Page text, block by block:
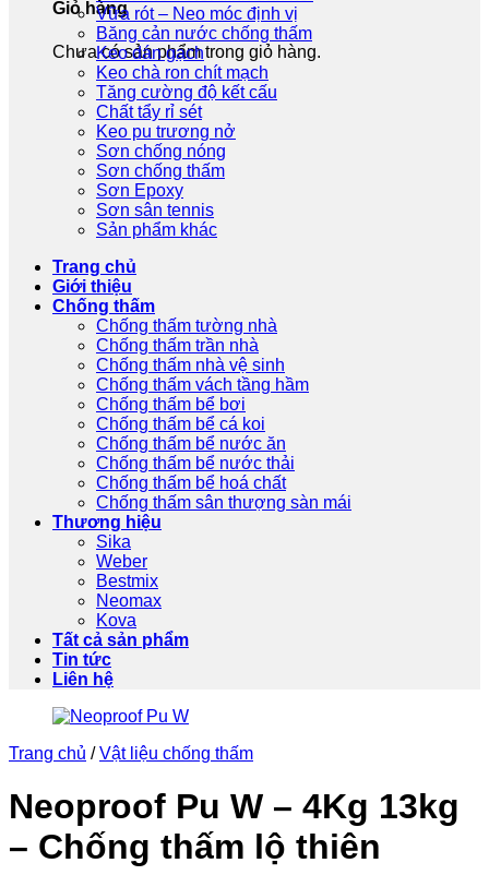
Giỏ hàng
Chưa có sản phẩm trong giỏ hàng.
Vữa rót – Neo móc định vị
Băng cản nước chống thấm
Keo dán gạch
Keo chà ron chít mạch
Tăng cường độ kết cấu
Chất tẩy rỉ sét
Keo pu trương nở
Sơn chống nóng
Sơn chống thấm
Sơn Epoxy
Sơn sân tennis
Sản phẩm khác
Trang chủ
Giới thiệu
Chống thấm
Chống thấm tường nhà
Chống thấm trần nhà
Chống thấm nhà vệ sinh
Chống thấm vách tầng hầm
Chống thấm bể bơi
Chống thấm bể cá koi
Chống thấm bể nước ăn
Chống thấm bể nước thải
Chống thấm bể hoá chất
Chống thấm sân thượng sàn mái
Thương hiệu
Sika
Weber
Bestmix
Neomax
Kova
Tất cả sản phẩm
Tin tức
Liên hệ
Trang chủ / Vật liệu chống thấm
Neoproof Pu W – 4Kg 13kg
– Chống thấm lộ thiên